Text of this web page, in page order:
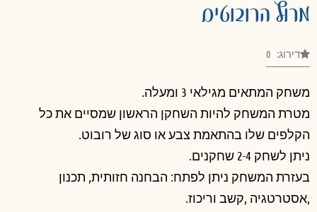
מרוץ הרובוטים
דירוג: 0
משחק המתאים מגילאי 3 ומעלה.
מטרת המשחק להיות השחקן הראשון שמסיים את כל
הקלפים שלו בהתאמת צבע או סוג של רובוט.
ניתן לשחק 2-4 שחקנים.
בעזרת המשחק ניתן לפתח: הבחנה חזותית, תכנון
,אסטרטגיה ,קשב וריכוז.